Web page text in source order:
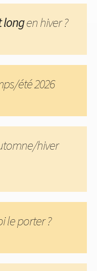
longen hiver ?
été 2026
hiver
le porter ?